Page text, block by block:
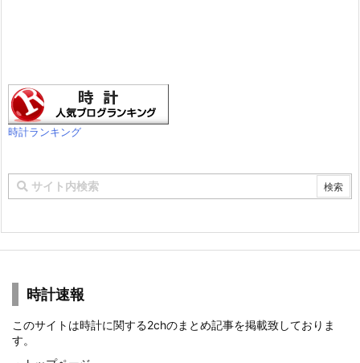
時計ランキング
時計速報
このサイトは時計に関する2chのまとめ記事を掲載致しておりま
す。